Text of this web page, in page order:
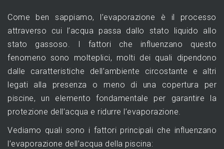
Come ben sappiamo, l’evaporazione è il processo
attraverso cui l’acqua passa dallo stato liquido allo
stato gassoso. I fattori che influenzano questo
fenomeno sono molteplici, molti dei quali dipendono
dalle caratteristiche dell’ambiente circostante e altri
legati alla presenza o meno di una copertura per
piscine, un elemento fondamentale per garantire la
protezione dell’acqua e ridurre l’evaporazione.
Vediamo quali sono i fattori principali che influenzano
l’evaporazione dell’acqua della piscina: